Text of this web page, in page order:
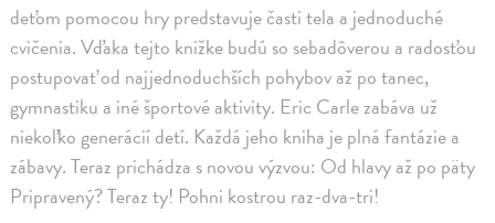
deťom pomocou hry predstavuje časti tela a jednoduché
cvičenia. Vďaka tejto knižke budú so sebadôverou a radosťou
postupovať od najjednoduchších pohybov až po tanec,
gymnastiku a iné športové aktivity. Eric Carle zabáva už
niekoľko generácií detí. Každá jeho kniha je plná fantázie a
zábavy. Teraz prichádza s novou výzvou: Od hlavy až po päty
Pripravený? Teraz ty! Pohni kostrou raz-dva-tri!